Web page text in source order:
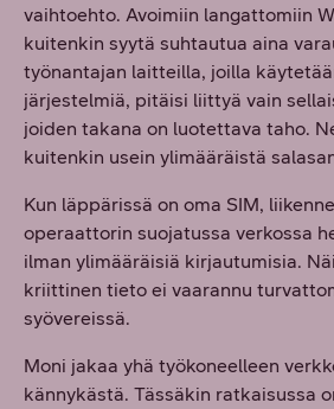
vaihtoehto. Avoimiin langattomiin
kuitenkin syytä suhtautua aina
työnantajan laitteilla, joilla
järjestelmiä, pitäisi liittyä vain
joiden takana on luotettava taho.
kuitenkin usein ylimääräistä
Kun läppärissä on oma SIM,
operaattorin suojatussa verkossa
ilman ylimääräisiä kirjautumisia.
kriittinen tieto ei vaarannu
syövereissä.
Moni jakaa yhä työkoneelleen
kännykästä. Tässäkin ratkaisussa